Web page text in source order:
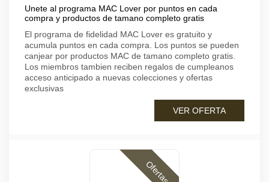
Unete al programa MAC Lover por puntos en cada
compra y productos de tamano completo gratis
El programa de fidelidad MAC Lover es gratuito y
acumula puntos en cada compra. Los puntos se pueden
canjear por productos MAC de tamano completo gratis.
Los miembros tambien reciben regalos de cumpleanos
acceso anticipado a nuevas colecciones y ofertas
exclusivas
VER OFERTA
Ofertas